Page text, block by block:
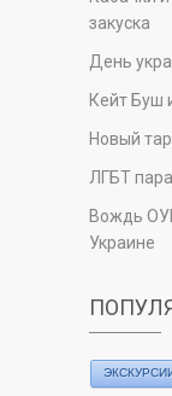
закуска
День
Кейт Буш
Новый
ЛГБТ
Вождь
Украине